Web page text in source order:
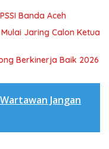
Banda Aceh
Jaring Calon Ketua
Berkinerja Baik 2026
Jangan